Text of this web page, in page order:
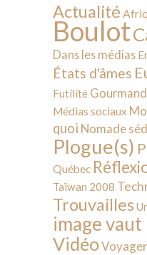
Actualité
Boulot
Dans les médias
États d'âmes
Futilité
Médias sociaux
quoi Nomade
Plogue(s)
Québec
Taïwan 2008
Trouvailles
image
Vidéo